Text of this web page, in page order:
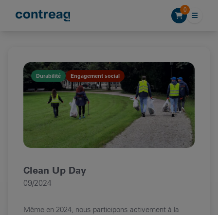
0
Durabilité Engagement social
Clean Up Day
09/2024
Même en 2024, nous participons activement à la